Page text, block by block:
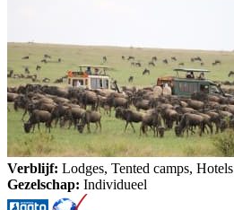
Verblijf: Lodges, Tented camps, Hotels
Gezelschap: Individueel